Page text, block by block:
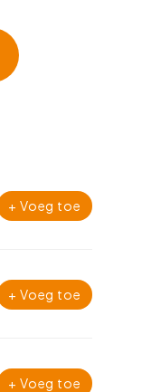
+ Voeg toe
+ Voeg toe
+ Voeg toe